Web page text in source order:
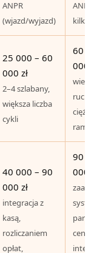
ANPR
(wjazd/wyjazd)
kilka
25 000 – 60
000 zł
2–4 szlabany,
większa liczba
cykli
60
000
wiele
ruch
40 000 – 90
000 zł
integracja z
kasą,
rozliczaniem
opłat,
90
000
cena